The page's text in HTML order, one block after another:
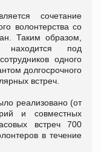
сочетание
волонтерства со
Таким образом,
находится под
одного
долгосрочного
встреч.
реализовано (от
и совместных
встреч 700
в течение